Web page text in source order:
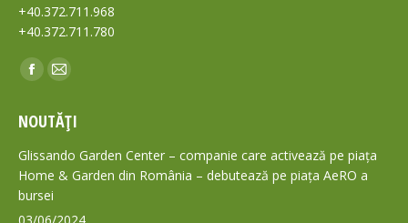
+40.372.711.968
+40.372.711.780
Find us on:
Facebook
opens
in
new
window
Mail
opens
in
new
NOUTĂȚI
Glissando Garden Center – companie care activează pe piața
Home & Garden din România – debutează pe piața AeRO a
bursei